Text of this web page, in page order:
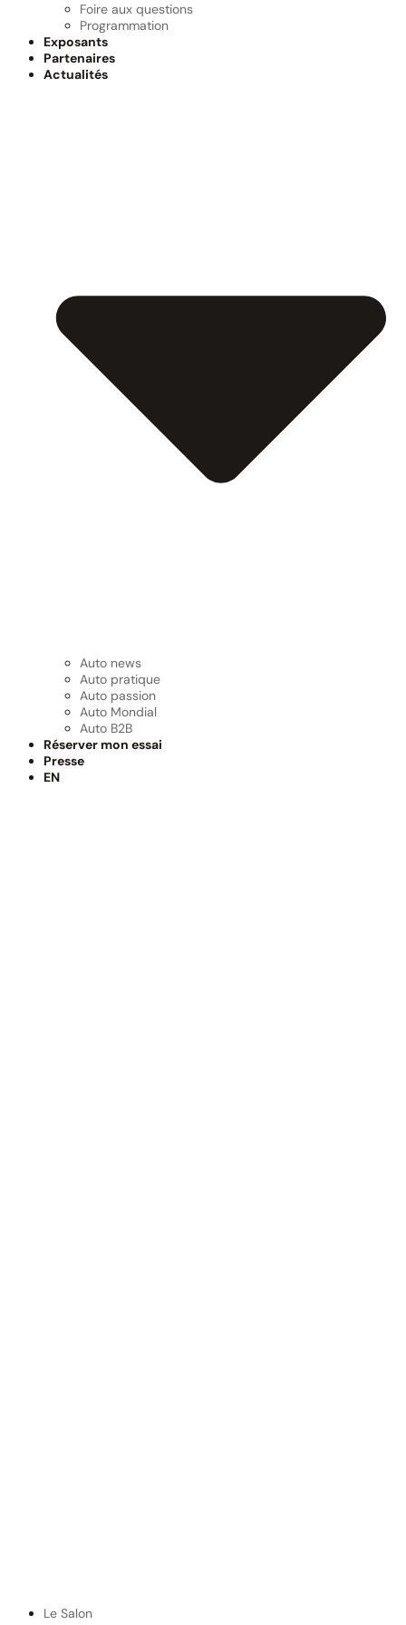
Foire aux questions
Programmation
Exposants
Partenaires
Actualités
Auto news
Auto pratique
Auto passion
Auto Mondial
Auto B2B
Réserver mon essai
Presse
EN
Le Salon